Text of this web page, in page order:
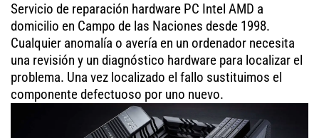
Servicio de reparación hardware PC Intel AMD a
domicilio en Campo de las Naciones desde 1998.
Cualquier anomalía o avería en un ordenador necesita
una revisión y un diagnóstico hardware para localizar el
problema. Una vez localizado el fallo sustituimos el
componente defectuoso por uno nuevo.